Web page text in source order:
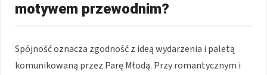
motywem przewodnim?
Spójność oznacza zgodność z ideą wydarzenia i paletą
komunikowaną przez Parę Młodą. Przy romantycznym i